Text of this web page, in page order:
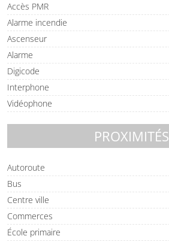
Accès PMR
Alarme incendie
Ascenseur
Alarme
Digicode
Interphone
Vidéophone
PROXIMITÉS
Autoroute
Bus
Centre ville
Commerces
École primaire